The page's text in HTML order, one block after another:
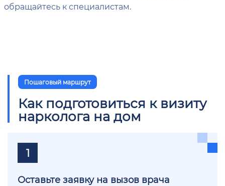
обращайтесь к специалистам.
Пошаговый маршрут
Как подготовиться к визиту
нарколога на дом
1
Оставьте заявку на вызов врача